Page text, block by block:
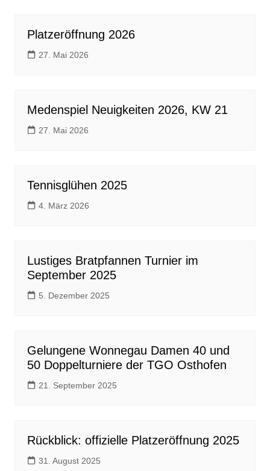
Platzeröffnung 2026
27. Mai 2026
Medenspiel Neuigkeiten 2026, KW 21
27. Mai 2026
Tennisglühen 2025
4. März 2026
Lustiges Bratpfannen Turnier im
September 2025
5. Dezember 2025
Gelungene Wonnegau Damen 40 und
50 Doppelturniere der TGO Osthofen
21. September 2025
Rückblick: offizielle Platzeröffnung 2025
31. August 2025